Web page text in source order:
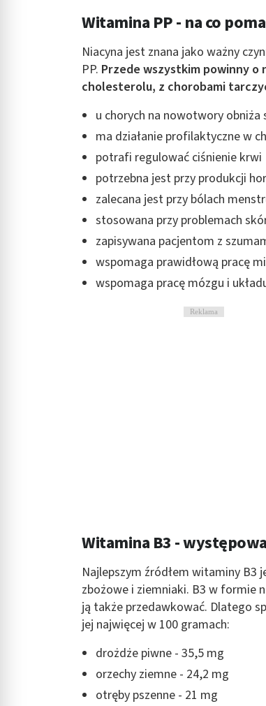
Witamina PP - na co
Niacyna jest znana jako ważny
PP. Przede wszystkim powinny o
cholesterolu, z chorobami
u chorych na nowotwory obniża
ma działanie profilaktyczne w
potrafi regulować ciśnienie krwi
potrzebna jest przy produkcji
zalecana jest przy bólach
stosowana przy problemach
zapisywana pacjentom z
wspomaga prawidłową pracę
wspomaga pracę mózgu i
Reklama
Witamina B3 -
Najlepszym źródłem witaminy
zbożowe i ziemniaki. B3 w formie
ją także przedawkować. Dlatego
jej najwięcej w 100 gramach:
drożdże piwne - 35,5 mg
orzechy ziemne - 24,2 mg
otręby pszenne - 21 mg
Pomiar efektywności treści
Rozumienie odbiorców dzięki statystyce lub
Rozwój i ulepszanie usług
Wykorzystywanie ograniczonych danych do wyboru
Funkcje specjalne IAB:
Użycie dokładnych danych geolokalizacyjnych
Identyfikowanie urządzeń na podstawie aktywnie
Cele przetwarzania inne niż IAB: